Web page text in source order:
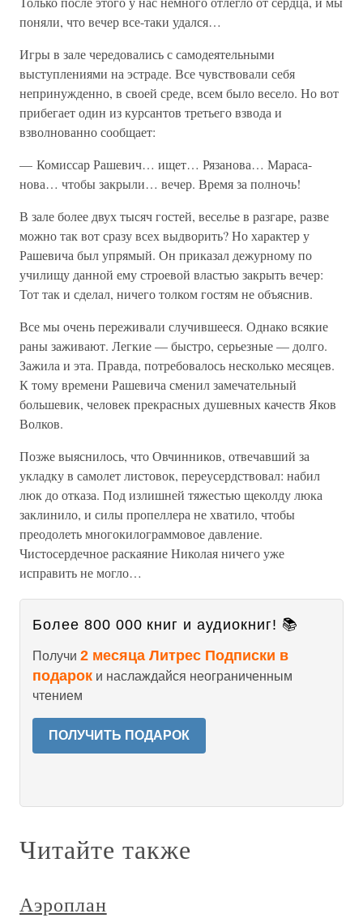
поняли, что вечер все-таки удался…
Игры в зале чередовались с самодеятельными
выступлениями на эстраде. Все чувствовали себя
непринужденно, в своей среде, всем было весело. Но вот
прибегает один из курсантов третьего взвода и
взволнованно сообщает:
— Комиссар Рашевич… ищет… Рязанова… Мараса-
нова… чтобы закрыли… вечер. Время за полночь!
В зале более двух тысяч гостей, веселье в разгаре, разве
можно так вот сразу всех выдворить? Но характер у
Рашевича был упрямый. Он приказал дежурному по
училищу данной ему строевой властью закрыть вечер:
Тот так и сделал, ничего толком гостям не объяснив.
Все мы очень переживали случившееся. Однако всякие
раны заживают. Легкие — быстро, серьезные — долго.
Зажила и эта. Правда, потребовалось несколько месяцев.
К тому времени Рашевича сменил замечательный
большевик, человек прекрасных душевных качеств Яков
Волков.
Позже выяснилось, что Овчинников, отвечавший за
укладку в самолет листовок, переусердствовал: набил
люк до отказа. Под излишней тяжестью щеколду люка
заклинило, и силы пропеллера не хватило, чтобы
преодолеть многокилограммовое давление.
Чистосердечное раскаяние Николая ничего уже
исправить не могло…
Более 800 000 книг и аудиокниг! 📚
Получи 2 месяца Литрес Подписки в
подарок и наслаждайся неограниченным
чтением
ПОЛУЧИТЬ ПОДАРОК
Читайте также
Аэроплан